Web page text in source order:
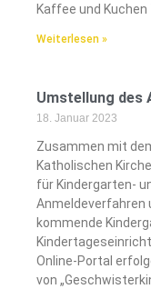
Kaffee und Kuchen
Weiterlesen »
Umstellung des
18. Januar 2023
Zusammen mit
Katholischen
für Kindergarten-
Anmeldeverfahren
kommende
Online-Portal
von